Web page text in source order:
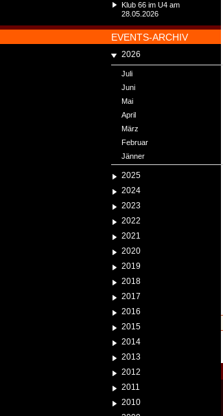
Klub 66 im U4 am
28.05.2026
EVENTS-ARCHIV
2026
Juli
Juni
Mai
April
März
Februar
Jänner
2025
2024
2023
2022
2021
2020
2019
2018
2017
2016
2015
2014
2013
2012
2011
2010